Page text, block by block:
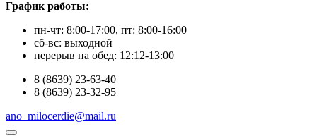
График работы:
пн-чт: 8:00-17:00, пт: 8:00-16:00
сб-вс: выходной
перерыв на обед: 12:12-13:00
8 (8639) 23-63-40
8 (8639) 23-32-95
ano_milocerdie@mail.ru